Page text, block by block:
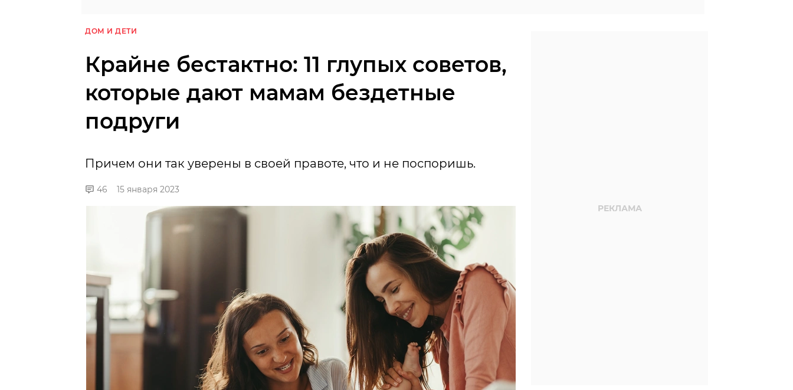
ДОМ И ДЕТИ
Крайне бестактно: 11 глупых советов,
которые дают мамам бездетные
подруги
Причем они так уверены в своей правоте, что и не поспоришь.
46 15 января 2023